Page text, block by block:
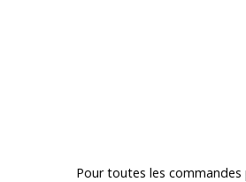
Pour toutes les commandes